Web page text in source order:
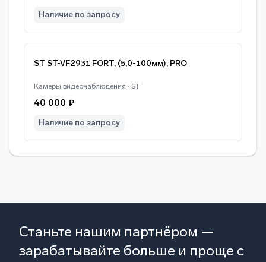
Наличие по запросу
ST ST-VF2931 FORT, (5,0-100мм), PRO
Камеры видеонаблюдения · ST
40 000 ₽
Наличие по запросу
Станьте нашим партнёром —
зарабатывайте больше и проще с